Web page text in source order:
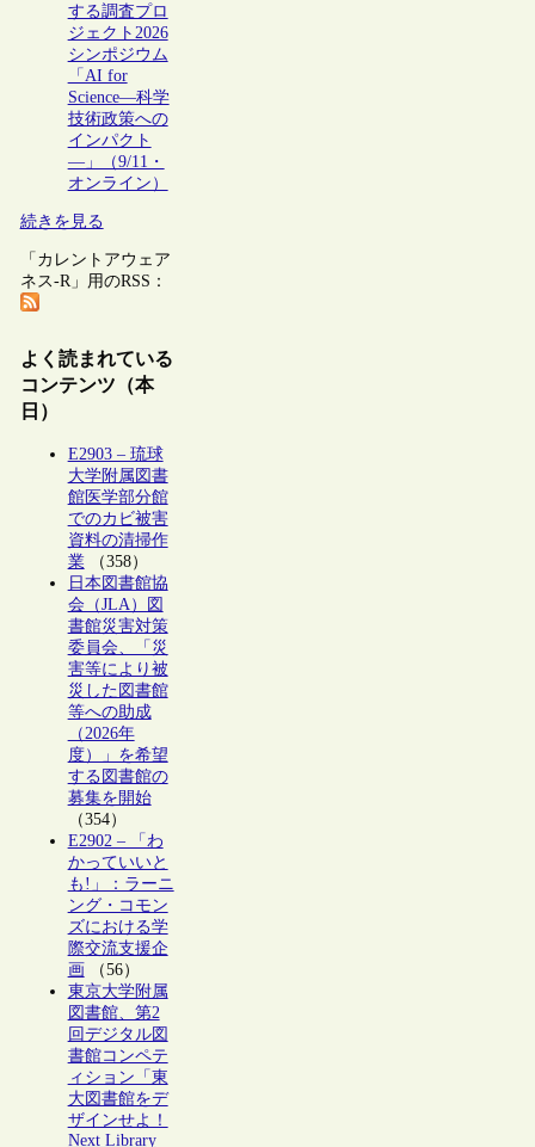
する調査プロ
ジェクト2026
シンポジウム
「AI for
Science―科学
技術政策への
インパクト
―」（9/11・
オンライン）
続きを見る
「カレントアウェア
ネス-R」用のRSS：
よく読まれている
コンテンツ（本
日）
E2903 – 琉球
大学附属図書
館医学部分館
でのカビ被害
資料の清掃作
業（358）
日本図書館協
会（JLA）図
書館災害対策
委員会、「災
害等により被
災した図書館
等への助成
（2026年
度）」を希望
する図書館の
募集を開始
（354）
E2902 – 「わ
かっていいと
も!」：ラーニ
ング・コモン
ズにおける学
際交流支援企
画 （56）
東京大学附属
図書館、第2
回デジタル図
書館コンペテ
ィション「東
大図書館をデ
ザインせよ！
Next Library